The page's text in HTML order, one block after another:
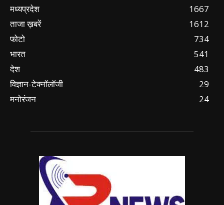
मध्यप्रदेश
1667
ताजा ख़बरें
1612
फोटो
734
भारत
541
देश
483
विज्ञान-टेक्नॉलॉजी
29
मनोरंजन
24